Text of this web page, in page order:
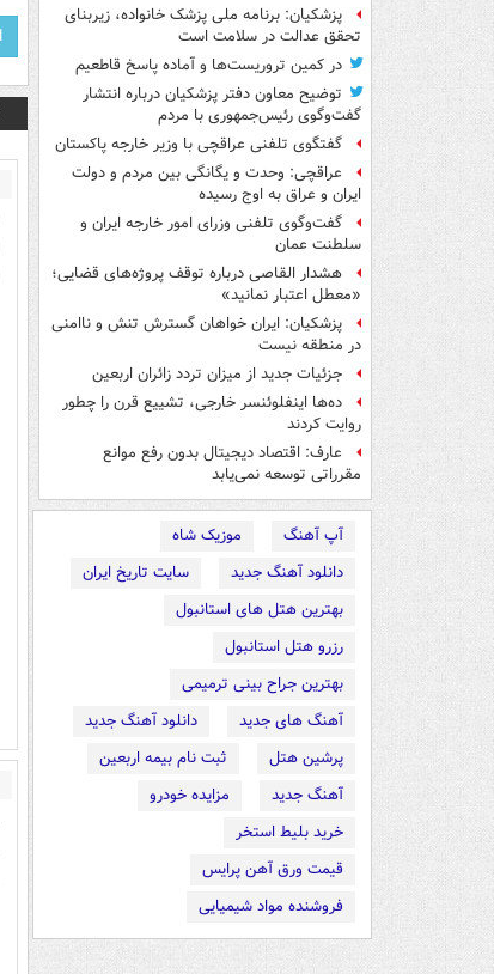
پزشکیان: برنامه ملی پزشک خانواده، زیربنای
تحقق عدالت در سلامت است
در کمین تروریست‌ها و آماده پاسخ قاطعیم
توضیح معاون دفتر پزشکیان درباره انتشار
گفت‌وگوی رئیس‌جمهوری با مردم
گفتگوی تلفنی عراقچی با وزیر خارجه پاکستان
عراقچی: وحدت و یگانگی بین مردم و دولت
ایران و عراق به اوج رسیده
گفت‌وگوی تلفنی وزرای امور خارجه ایران و
سلطنت عمان
هشدار القاصی درباره توقف پروژه‌های قضایی؛
«معطل اعتبار نمانید»
پزشکیان: ایران خواهان گسترش تنش و ناامنی
در منطقه نیست
جزئیات جدید از میزان تردد زائران اربعین
ده‌ها اینفلوئنسر خارجی، تشییع قرن را چطور
روایت کردند
عارف: اقتصاد دیجیتال بدون رفع موانع
مقرراتی توسعه نمی‌یابد
آپ آهنگ
موزیک شاه
دانلود آهنگ جدید
سایت تاریخ ایران
بهترین هتل های استانبول
رزرو هتل استانبول
بهترین جراح بینی ترمیمی
آهنگ های جدید
دانلود آهنگ جدید
پرشین هتل
ثبت نام بیمه اربعین
آهنگ جدید
مزایده خودرو
خرید بلیط استخر
قیمت ورق آهن پرایس
فروشنده مواد شیمیایی